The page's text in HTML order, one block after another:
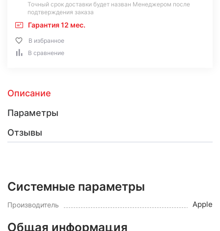
Точный срок доставки будет назван Менеджером после
подтверждения заказа
Гарантия 12 мес.
В избранное
В сравнение
Описание
Параметры
Отзывы
Системные параметры
Производитель Apple
Общая информация